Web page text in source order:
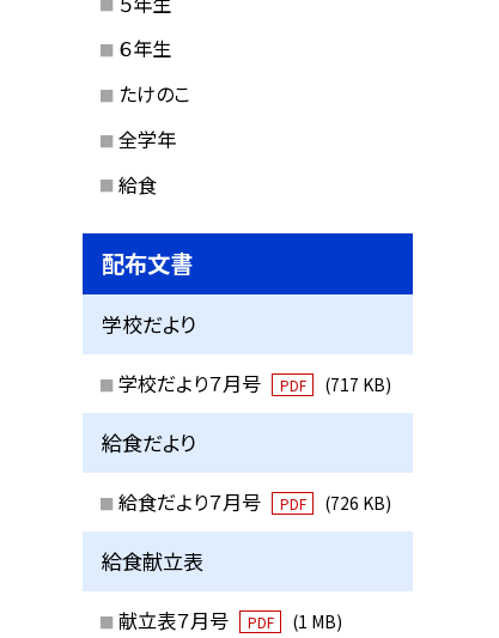
６年生
たけのこ
全学年
給食
配布文書
学校だより
学校だより７月号 PDF (717 KB)
給食だより
給食だより７月号 PDF (726 KB)
給食献立表
献立表７月号 PDF (1 MB)